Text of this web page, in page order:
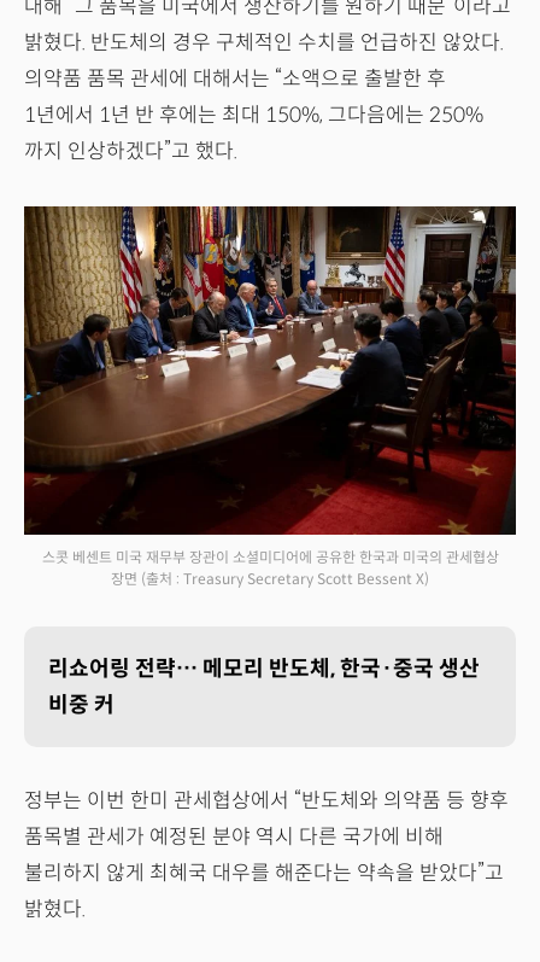
대해 “그 품목을 미국에서 생산하기를 원하기 때문”이라고
밝혔다. 반도체의 경우 구체적인 수치를 언급하진 않았다.
의약품 품목 관세에 대해서는 “소액으로 출발한 후
1년에서 1년 반 후에는 최대 150%, 그다음에는 250%
까지 인상하겠다”고 했다.
스콧 베센트 미국 재무부 장관이 소셜미디어에 공유한 한국과 미국의 관세협상
장면 (출처 : Treasury Secretary Scott Bessent X)
리쇼어링 전략… 메모리 반도체, 한국·중국 생산
비중 커
정부는 이번 한미 관세협상에서 “반도체와 의약품 등 향후
품목별 관세가 예정된 분야 역시 다른 국가에 비해
불리하지 않게 최혜국 대우를 해준다는 약속을 받았다”고
밝혔다.